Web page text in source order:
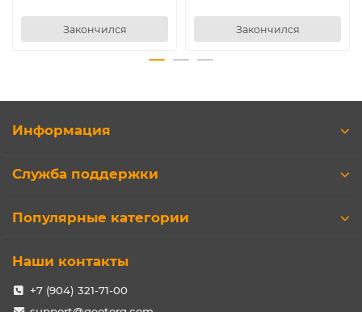
Закончился Закончился
Информация
Служба поддержки
Популярные категории
Наши контакты
+7 (904) 321-71-00